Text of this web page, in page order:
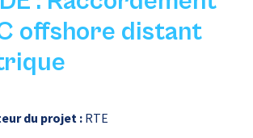
offshore distant
du projet :RTE